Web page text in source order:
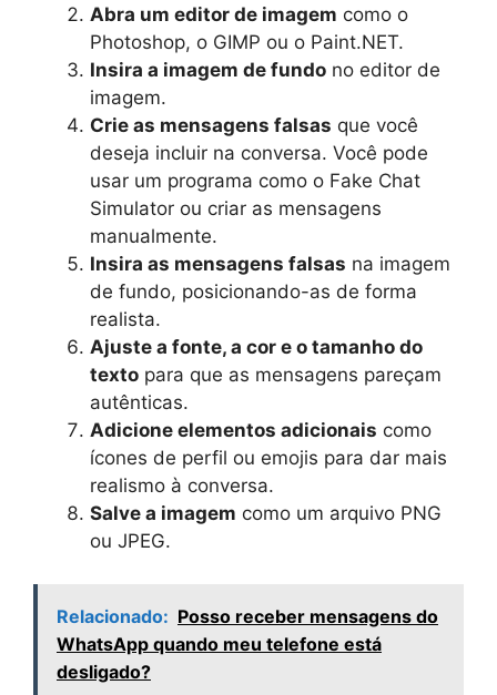
Abra um editor de imagem como o
Photoshop, o GIMP ou o Paint.NET.
Insira a imagem de fundo no editor de
imagem.
Crie as mensagens falsas que você
deseja incluir na conversa. Você pode
usar um programa como o Fake Chat
Simulator ou criar as mensagens
manualmente.
Insira as mensagens falsas na imagem
de fundo, posicionando-as de forma
realista.
Ajuste a fonte, a cor e o tamanho do
texto para que as mensagens pareçam
autênticas.
Adicione elementos adicionais como
ícones de perfil ou emojis para dar mais
realismo à conversa.
Salve a imagem como um arquivo PNG
ou JPEG.
Relacionado: Posso receber mensagens do
WhatsApp quando meu telefone está
desligado?